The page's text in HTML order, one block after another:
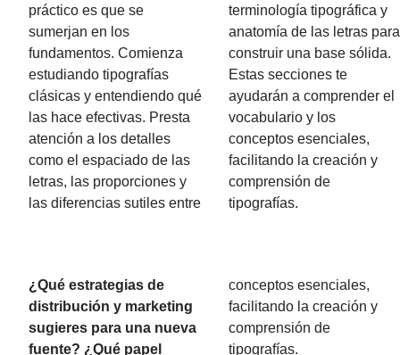
práctico es que se
sumerjan en los
fundamentos. Comienza
estudiando tipografías
clásicas y entendiendo qué
las hace efectivas. Presta
atención a los detalles
como el espaciado de las
letras, las proporciones y
las diferencias sutiles entre
terminología tipográfica y
anatomía de las letras para
construir una base sólida.
Estas secciones te
ayudarán a comprender el
vocabulario y los
conceptos esenciales,
facilitando la creación y
comprensión de
tipografías.
¿Qué estrategias de
distribución y marketing
sugieres para una nueva
fuente? ¿Qué papel
conceptos esenciales,
facilitando la creación y
comprensión de
tipografías.